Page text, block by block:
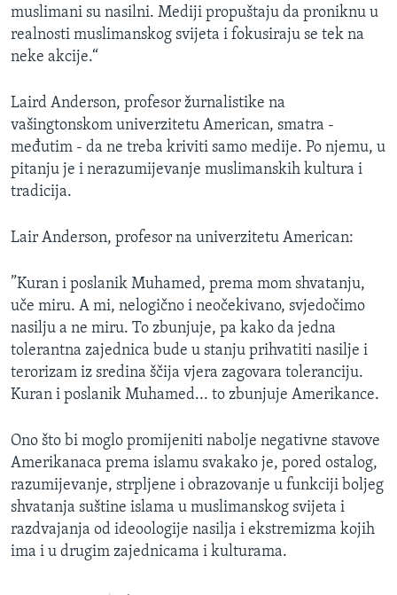
muslimani su nasilni. Mediji propuštaju da proniknu u
realnosti muslimanskog svijeta i fokusiraju se tek na
neke akcije.“
Laird Anderson, profesor žurnalistike na
vašingtonskom univerzitetu American, smatra -
međutim - da ne treba kriviti samo medije. Po njemu, u
pitanju je i nerazumijevanje muslimanskih kultura i
tradicija.
Lair Anderson, profesor na univerzitetu American:
”Kuran i poslanik Muhamed, prema mom shvatanju,
uče miru. A mi, nelogično i neočekivano, svjedočimo
nasilju a ne miru. To zbunjuje, pa kako da jedna
tolerantna zajednica bude u stanju prihvatiti nasilje i
terorizam iz sredina ščija vjera zagovara toleranciju.
Kuran i poslanik Muhamed... to zbunjuje Amerikance.
Ono što bi moglo promijeniti nabolje negativne stavove
Amerikanaca prema islamu svakako je, pored ostalog,
razumijevanje, strpljene i obrazovanje u funkciji boljeg
shvatanja suštine islama u muslimanskog svijeta i
razdvajanja od ideoologije nasilja i ekstremizma kojih
ima i u drugim zajednicama i kulturama.